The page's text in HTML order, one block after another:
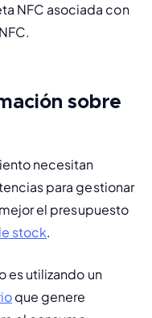
NFC asociada con
sobre
necesitan
para gestionar
el presupuesto
stock.
La forma más sencilla de hacerlo es utilizando un
que genere